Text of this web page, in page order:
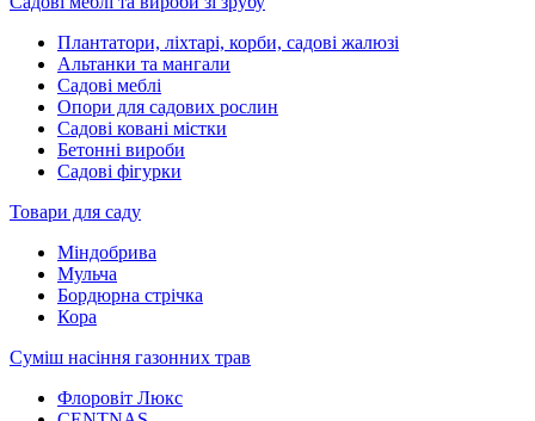
Плантатори, ліхтарі, корби, садові жалюзі
Альтанки та мангали
Садові меблі
Опори для садових рослин
Садові ковані містки
Бетонні вироби
Садові фігурки
Товари для саду
Міндобрива
Мульча
Бордюрна стрічка
Кора
Суміш насіння газонних трав
Флоровіт Люкс